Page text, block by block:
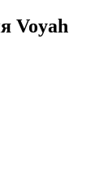
Voyah